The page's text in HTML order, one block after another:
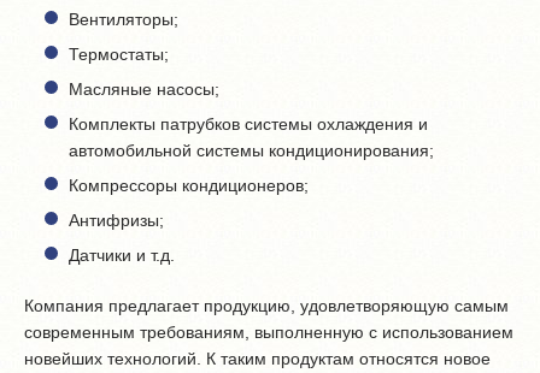
Вентиляторы;
Термостаты;
Масляные насосы;
Комплекты патрубков системы охлаждения и
автомобильной системы кондиционирования;
Компрессоры кондиционеров;
Антифризы;
Датчики и т.д.
Компания предлагает продукцию, удовлетворяющую самым
современным требованиям, выполненную с использованием
новейших технологий. К таким продуктам относятся новое